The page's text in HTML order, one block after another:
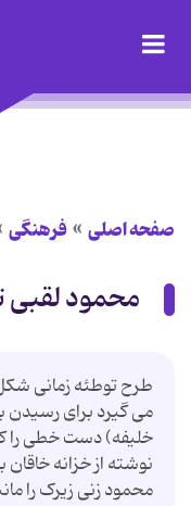
صفحه اصلی فرهنگی
محمود لقبی
طرح توطئه زمانی
می ‌گیرد برای رسیدن
خلیفه) دست‌ خطی را
نوشته از خزانه
محمود زنی زیرک را